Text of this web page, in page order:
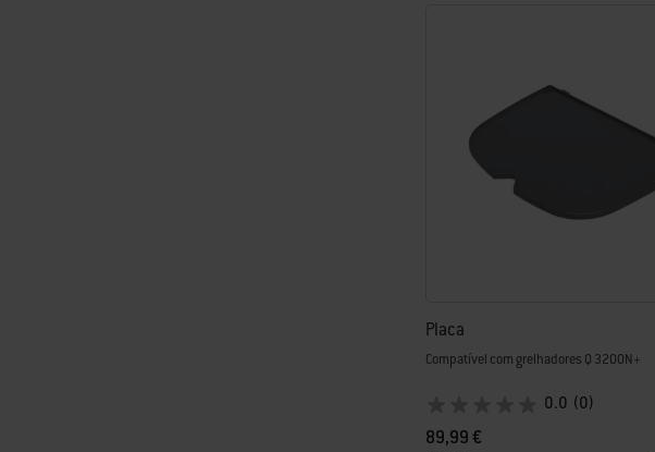
Placa
Compatível com grelhadores Q 3200N+
0.0 (0)
89,99 €